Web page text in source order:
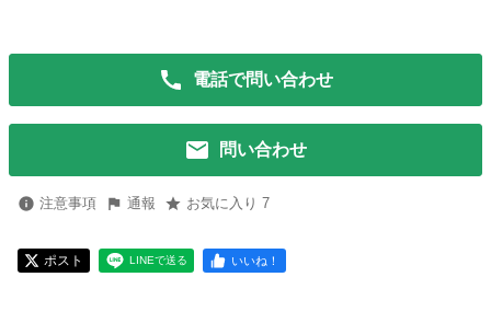
電話で問い合わせ
問い合わせ
注意事項 通報 お気に入り 7
ポスト LINEで送る いいね！